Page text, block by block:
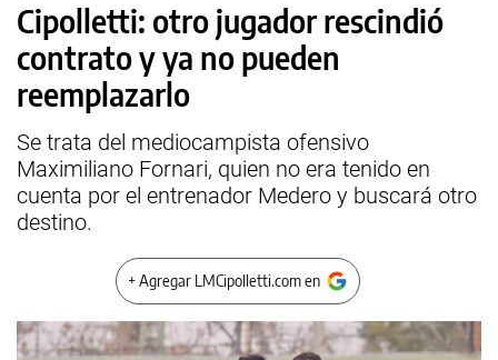
Cipolletti: otro jugador rescindió
contrato y ya no pueden
reemplazarlo
Se trata del mediocampista ofensivo
Maximiliano Fornari, quien no era tenido en
cuenta por el entrenador Medero y buscará otro
destino.
+ Agregar LMCipolletti.com en